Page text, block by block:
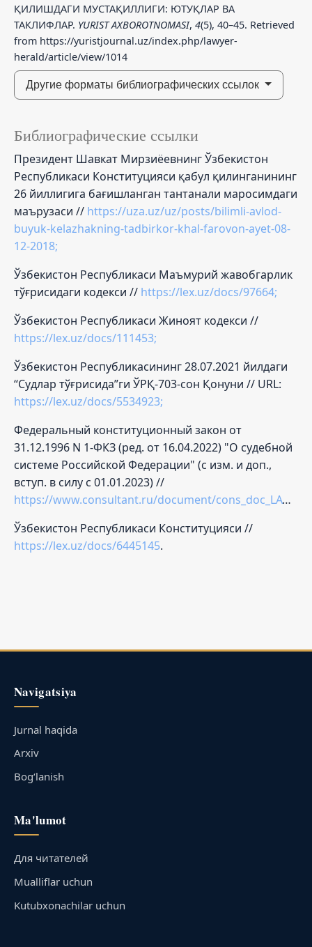
ҚИЛИШДАГИ МУСТАҚИЛЛИГИ: ЮТУҚЛАР ВА
ТАКЛИФЛАР. YURIST AXBOROTNOMASI, 4(5), 40–45. Retrieved
from https://yuristjournal.uz/index.php/lawyer-
herald/article/view/1014
Другие форматы библиографических ссылок
Библиографические ссылки
Президент Шавкат Мирзиёевнинг Ўзбекистон
Республикаси Конституцияси қабул қилинганининг
26 йиллигига бағишланган тантанали маросимдаги
маърузаси // https://uza.uz/uz/posts/bilimli-avlod-
buyuk-kelazhakning-tadbirkor-khal-farovon-ayet-08-
12-2018;
Ўзбекистон Республикаси Маъмурий жавобгарлик
тўғрисидаги кодекси // https://lex.uz/docs/97664;
Ўзбекистон Республикаси Жиноят кодекси //
https://lex.uz/docs/111453;
Ўзбекистон Республикасининг 28.07.2021 йилдаги
“Судлар тўғрисида”ги ЎРҚ-703-сон Қонуни // URL:
https://lex.uz/docs/5534923;
Федеральный конституционный закон от
31.12.1996 N 1-ФКЗ (ред. от 16.04.2022) "О судебной
системе Российской Федерации" (с изм. и доп.,
вступ. в силу с 01.01.2023) //
https://www.consultant.ru/document/cons_doc_LAW_12834/;
Ўзбекистон Республикаси Конституцияси //
https://lex.uz/docs/6445145.
Navigatsiya
Jurnal haqida
Arxiv
Bog‘lanish
Ma'lumot
Для читателей
Mualliflar uchun
Kutubxonachilar uchun